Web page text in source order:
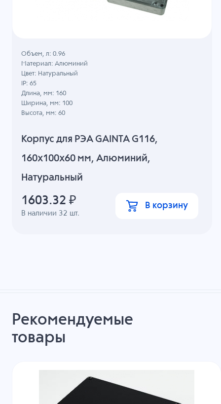
Корпус для РЭА GAINTA G116,
160x100x60 мм, Алюминий,
Натуральный
В наличии 32 шт.
Объем, л: 0.96
Материал: Алюминий
Цвет: Натуральный
IP: 65
Длина, мм: 160
Ширина, мм: 100
Высота, мм: 60
1603.32 ₽ В корзину
Рекомендуемые
товары